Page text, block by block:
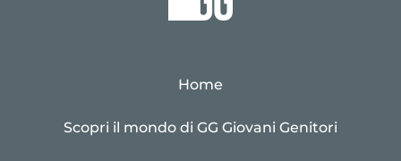
Home
Scopri il mondo di GG Giovani Genitori